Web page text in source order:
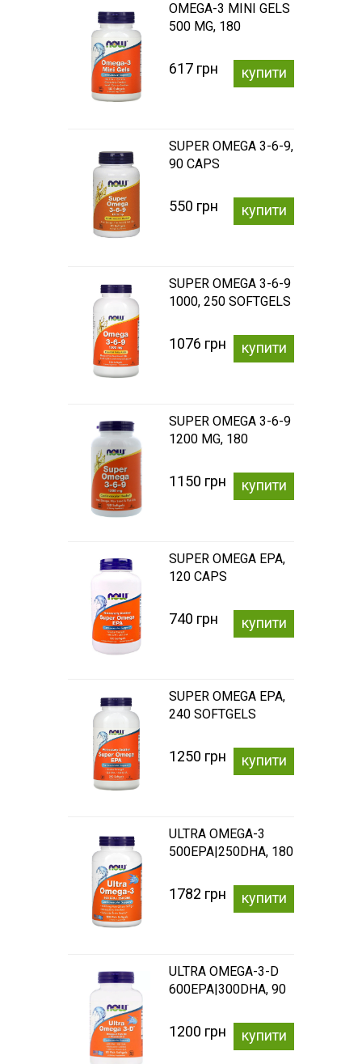
OMEGA-3 MINI GELS
500 MG, 180
617 грн купити
SUPER OMEGA 3-6-9,
90 CAPS
550 грн купити
SUPER OMEGA 3-6-9
1000, 250 SOFTGELS
1076 грн купити
SUPER OMEGA 3-6-9
1200 MG, 180
1150 грн купити
SUPER OMEGA EPA,
120 CAPS
740 грн купити
SUPER OMEGA EPA,
240 SOFTGELS
1250 грн купити
ULTRA OMEGA-3
500EPA|250DHA, 180
1782 грн купити
ULTRA OMEGA-3-D
600EPA|300DHA, 90
1200 грн купити